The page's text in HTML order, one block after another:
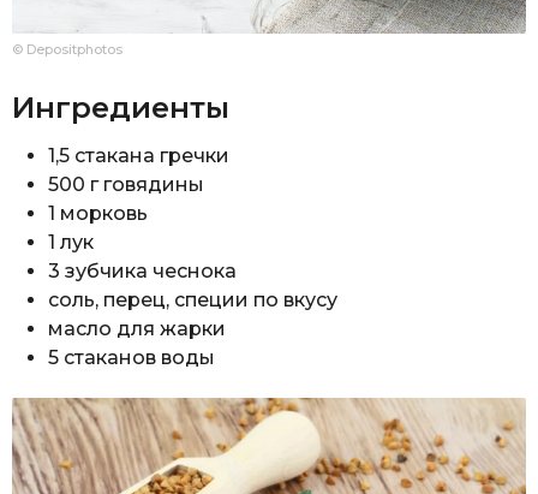
© Depositphotos
Ингредиенты
1,5 стакана гречки
500 г говядины
1 морковь
1 лук
3 зубчика чеснока
соль, перец, специи по вкусу
масло для жарки
5 стаканов воды